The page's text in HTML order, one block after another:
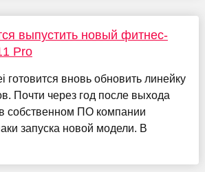
выпустить новый фитнес-
Pro
готовится вновь обновить линейку
Почти через год после выхода
собственном ПО компании
запуска новой модели. В